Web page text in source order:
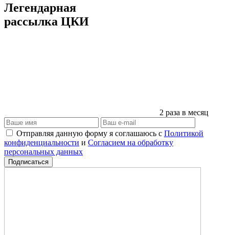
Легендарная
рассылка ЦКИ
2 раза в месяц
Отправляя данную форму я соглашаюсь с Политикой
конфиденциальности и Согласием на обработку
персональных данных
Подписаться